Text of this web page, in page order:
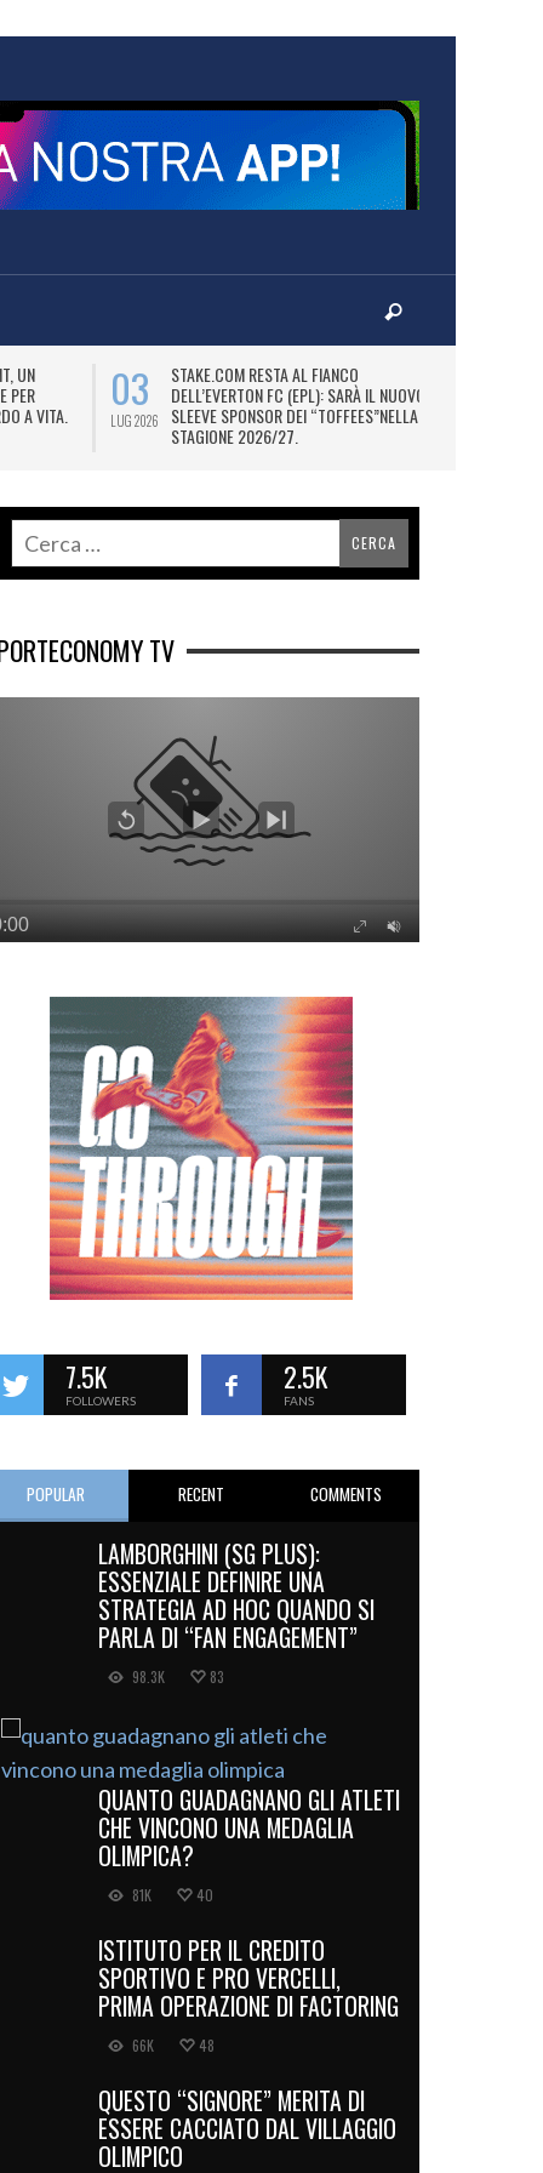
UN
PER
A VITA.
03
LUG 2026
STAKE.COM RESTA AL FIANCO
DELL’EVERTON FC (EPL): SARÀ IL NUOVO
SLEEVE SPONSOR DEI “TOFFEES”NELLA
STAGIONE 2026/27.
TV
7.5K
FOLLOWERS
2.5K
FANS
POPULAR RECENT COMMENTS
LAMBORGHINI (SG PLUS):
ESSENZIALE DEFINIRE UNA
STRATEGIA AD HOC QUANDO SI
PARLA DI “FAN ENGAGEMENT”
98.3K 83
QUANTO GUADAGNANO GLI ATLETI
CHE VINCONO UNA MEDAGLIA
OLIMPICA?
81K 40
ISTITUTO PER IL CREDITO
SPORTIVO E PRO VERCELLI,
PRIMA OPERAZIONE DI FACTORING
66K 48
QUESTO “SIGNORE” MERITA DI
ESSERE CACCIATO DAL VILLAGGIO
OLIMPICO